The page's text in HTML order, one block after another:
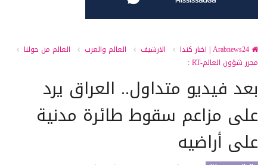
الارشيف العالم والعرب
العالم من حولنا
محرر شؤون العالم-RT :
بعد فيديو متداول.. العراق يرد
على مزاعم سقوط طائرة مدنية
على أراضيه